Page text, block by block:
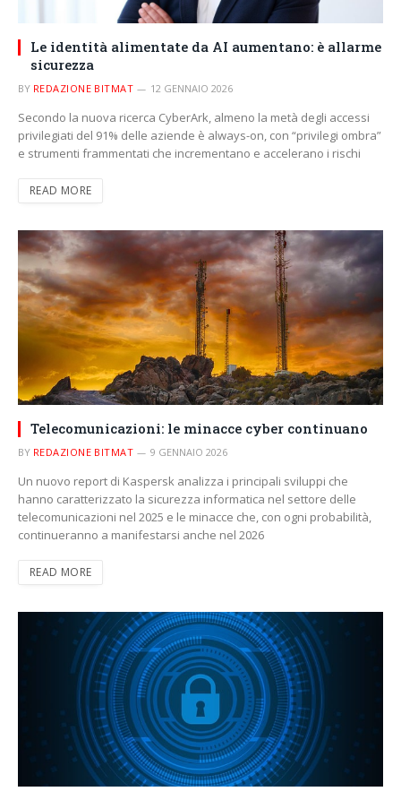
Le identità alimentate da AI aumentano: è allarme
sicurezza
BY REDAZIONE BITMAT 12 GENNAIO 2026
Secondo la nuova ricerca CyberArk, almeno la metà degli accessi
privilegiati del 91% delle aziende è always-on, con “privilegi ombra”
e strumenti frammentati che incrementano e accelerano i rischi
READ MORE
Telecomunicazioni: le minacce cyber continuano
BY REDAZIONE BITMAT 9 GENNAIO 2026
Un nuovo report di Kaspersk analizza i principali sviluppi che
hanno caratterizzato la sicurezza informatica nel settore delle
telecomunicazioni nel 2025 e le minacce che, con ogni probabilità,
continueranno a manifestarsi anche nel 2026
READ MORE